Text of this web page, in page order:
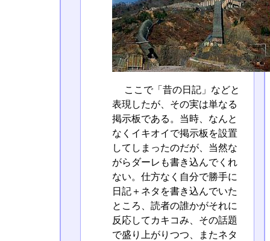
ここで「昔の日記」などと
表現したが、その実は単なる
掲示板である。当時、なんと
なくイキオイで掲示板を設置
してしまったのだが、当然な
がらダーレも書き込んでくれ
ない。仕方なく自分で勝手に
日記＋ネタを書き込んでいた
ところ、読者の誰かがそれに
反応してカキコみ、その話題
で盛り上がりつつ、またネタ